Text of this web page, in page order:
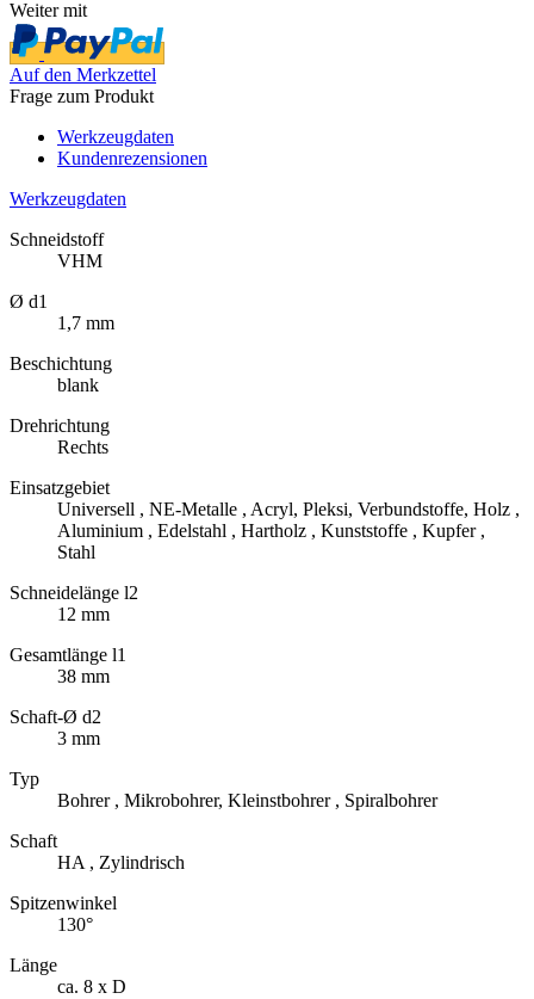
Weiter mit
Auf den Merkzettel
Frage zum Produkt
Werkzeugdaten
Kundenrezensionen
Werkzeugdaten
Schneidstoff
VHM
Ø d1
1,7 mm
Beschichtung
blank
Drehrichtung
Rechts
Einsatzgebiet
Universell , NE-Metalle , Acryl, Pleksi, Verbundstoffe, Holz ,
Aluminium , Edelstahl , Hartholz , Kunststoffe , Kupfer ,
Stahl
Schneidelänge l2
12 mm
Gesamtlänge l1
38 mm
Schaft-Ø d2
3 mm
Typ
Bohrer , Mikrobohrer, Kleinstbohrer , Spiralbohrer
Schaft
HA , Zylindrisch
Spitzenwinkel
130°
Länge
ca. 8 x D